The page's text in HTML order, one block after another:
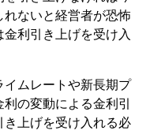
ないと経営者が恐怖
利引き上げを受け入
イムレートや新長期プ
の変動による金利引
き上げを受け入れる必